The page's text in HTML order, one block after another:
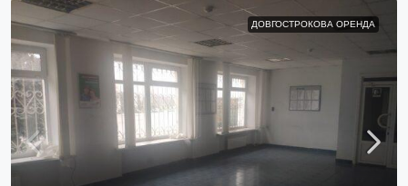
ДОВГОСТРОКОВА ОРЕНДА